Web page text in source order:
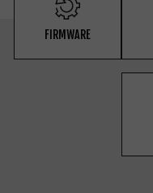
FIRMWARE